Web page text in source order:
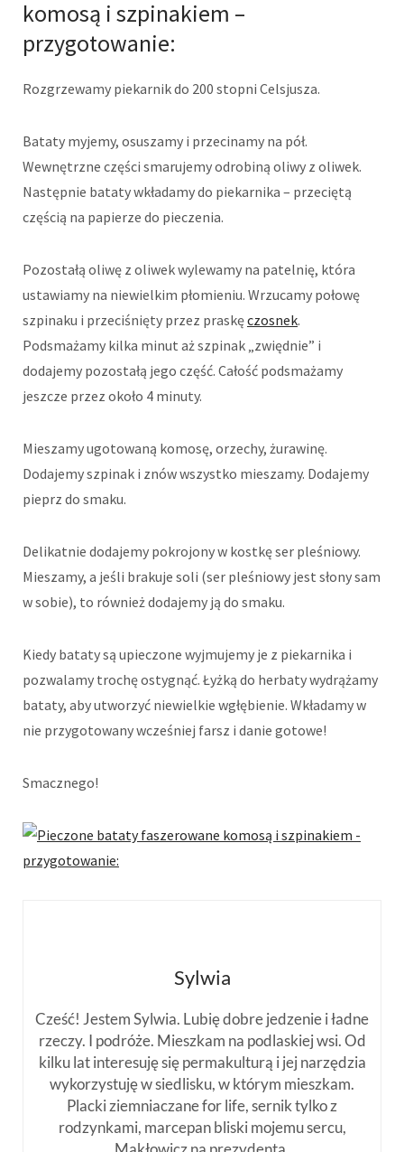
komosą i szpinakiem –
przygotowanie:
Rozgrzewamy piekarnik do 200 stopni Celsjusza.
Bataty myjemy, osuszamy i przecinamy na pół.
Wewnętrzne części smarujemy odrobiną oliwy z oliwek.
Następnie bataty wkładamy do piekarnika – przeciętą
częścią na papierze do pieczenia.
Pozostałą oliwę z oliwek wylewamy na patelnię, która
ustawiamy na niewielkim płomieniu. Wrzucamy połowę
szpinaku i przeciśnięty przez praskęczosnek.
Podsmażamy kilka minut aż szpinak „zwiędnie” i
dodajemy pozostałą jego część. Całość podsmażamy
jeszcze przez około 4 minuty.
Mieszamy ugotowaną komosę, orzechy, żurawinę.
Dodajemy szpinak i znów wszystko mieszamy. Dodajemy
pieprz do smaku.
Delikatnie dodajemy pokrojony w kostkę ser pleśniowy.
Mieszamy, a jeśli brakuje soli (ser pleśniowy jest słony sam
w sobie), to również dodajemy ją do smaku.
Kiedy bataty są upieczone wyjmujemy je z piekarnika i
pozwalamy trochę ostygnąć. Łyżką do herbaty wydrążamy
bataty, aby utworzyć niewielkie wgłębienie. Wkładamy w
nie przygotowany wcześniej farsz i danie gotowe!
Smacznego!
Sylwia
Cześć! Jestem Sylwia. Lubię dobre jedzenie i ładne
rzeczy. I podróże. Mieszkam na podlaskiej wsi. Od
kilku lat interesuję się permakulturą i jej narzędzia
wykorzystuję w siedlisku, w którym mieszkam.
Placki ziemniaczane for life, sernik tylko z
rodzynkami, marcepan bliski mojemu sercu,